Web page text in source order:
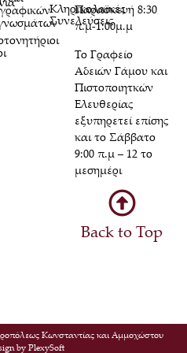
Παρασκευή 8:30
π.μ-1:00μ.μ
Το Γραφείο
Αδειών Γάμου και
Πιστοποιητκών
Ελευθερίας
εξυπηρετεί επίσης
και το Σάββατο
9:00 π.μ – 12 το
μεσημέρι
Back to Top
Κληρικολαϊκές
Συνελεύσεις
Κωνσταντίας και Αμμοχώστου
byPlexySoft